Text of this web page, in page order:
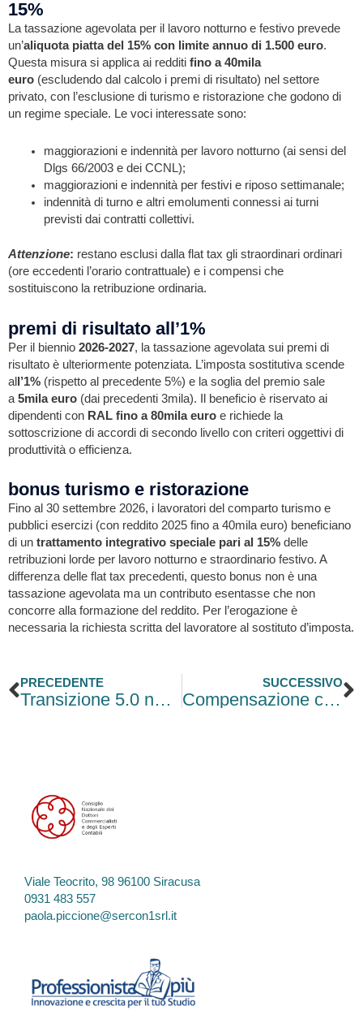
15%
La tassazione agevolata per il lavoro notturno e festivo prevede
un’aliquota piatta del 15% con limite annuo di 1.500 euro.
Questa misura si applica ai redditi fino a 40mila
euro (escludendo dal calcolo i premi di risultato) nel settore
privato, con l’esclusione di turismo e ristorazione che godono di
un regime speciale. Le voci interessate sono:
maggiorazioni e indennità per lavoro notturno (ai sensi del
Dlgs 66/2003 e dei CCNL);
maggiorazioni e indennità per festivi e riposo settimanale;
indennità di turno e altri emolumenti connessi ai turni
previsti dai contratti collettivi.
Attenzione: restano esclusi dalla flat tax gli straordinari ordinari
(ore eccedenti l’orario contrattuale) e i compensi che
sostituiscono la retribuzione ordinaria.
premi di risultato all’1%
Per il biennio 2026-2027, la tassazione agevolata sui premi di
risultato è ulteriormente potenziata. L’imposta sostitutiva scende
al l’1% (rispetto al precedente 5%) e la soglia del premio sale
a 5mila euro (dai precedenti 3mila). Il beneficio è riservato ai
dipendenti con RAL fino a 80mila euro e richiede la
sottoscrizione di accordi di secondo livello con criteri oggettivi di
produttività o efficienza.
bonus turismo e ristorazione
Fino al 30 settembre 2026, i lavoratori del comparto turismo e
pubblici esercizi (con reddito 2025 fino a 40mila euro) beneficiano
di un trattamento integrativo speciale pari al 15% delle
retribuzioni lorde per lavoro notturno e straordinario festivo. A
differenza delle flat tax precedenti, questo bonus non è una
tassazione agevolata ma un contributo esentasse che non
concorre alla formazione del reddito. Per l’erogazione è
necessaria la richiesta scritta del lavoratore al sostituto d’imposta.
Precedente
PRECEDENTE
Transizione 5.0 nel 2026: le scadenze imminenti e il rebus degli incentivi
SUCCESSIVO
Compensazione crediti fiscali e debiti INPS-INAIL: scampato lo stop
Viale Teocrito, 98 96100 Siracusa
0931 483 557
paola.piccione@sercon1srl.it